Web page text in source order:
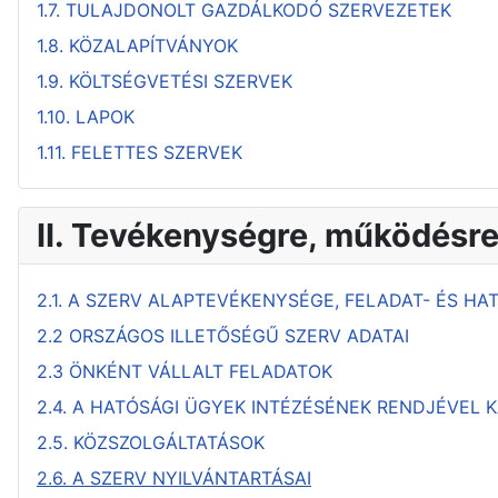
1.7. TULAJDONOLT GAZDÁLKODÓ SZERVEZETEK
1.8. KÖZALAPÍTVÁNYOK
1.9. KÖLTSÉGVETÉSI SZERVEK
1.10. LAPOK
1.11. FELETTES SZERVEK
II. Tevékenységre,
2.1. A SZERV ALAPTEVÉKENYSÉGE, FELADAT- ÉS
2.2 ORSZÁGOS ILLETŐSÉGŰ SZERV ADATAI
2.3 ÖNKÉNT VÁLLALT FELADATOK
2.4. A HATÓSÁGI ÜGYEK INTÉZÉSÉNEK RENDJÉVEL
2.5. KÖZSZOLGÁLTATÁSOK
2.6. A SZERV NYILVÁNTARTÁSAI